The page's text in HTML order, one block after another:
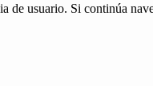
usuario. Si continúa